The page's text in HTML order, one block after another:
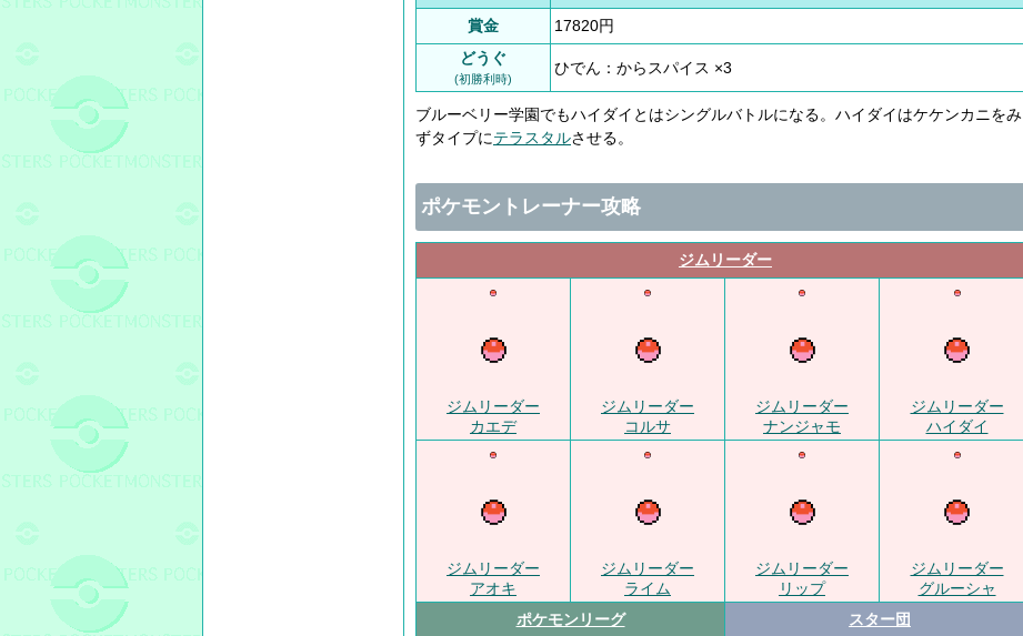
賞金
17820円
どうぐ
(初勝利時)
ひでん：からスパイス ×3
ブルーベリー学園でもハイダイとはシングルバトルになる。ハイダイはケケンカニをみ
ずタイプにテラスタルさせる。
ポケモントレーナー攻略
ジムリーダー
ジムリーダー
カエデ
ジムリーダー
コルサ
ジムリーダー
ナンジャモ
ジムリーダー
ハイダイ
ジムリーダー
アオキ
ジムリーダー
ライム
ジムリーダー
リップ
ジムリーダー
グルーシャ
ポケモンリーグ
スター団